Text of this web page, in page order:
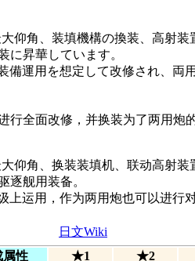
仰角、装填機構の換装、高射装
に昇華しています。
備運用を想定して改修され、両
行全面改修，并换装为了两用炮
仰角、换装装填机、联动高射装
逐舰用装备。
运用，作为两用炮也可以进行对
日文Wiki
属性 ★1 ★2